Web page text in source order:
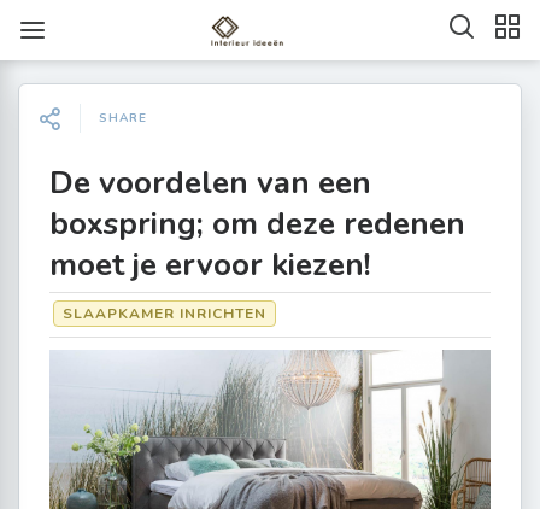
SHARE
De voordelen van een
boxspring; om deze redenen
moet je ervoor kiezen!
SLAAPKAMER INRICHTEN